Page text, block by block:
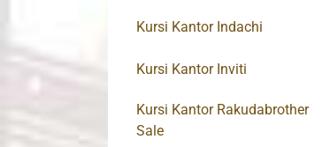
Kursi Kantor Indachi
Kursi Kantor Inviti
Kursi Kantor Rakudabrother
Sale